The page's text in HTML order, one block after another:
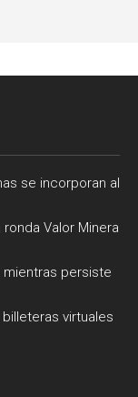
se incorporan al
Valor Minera
mientras persiste
virtuales